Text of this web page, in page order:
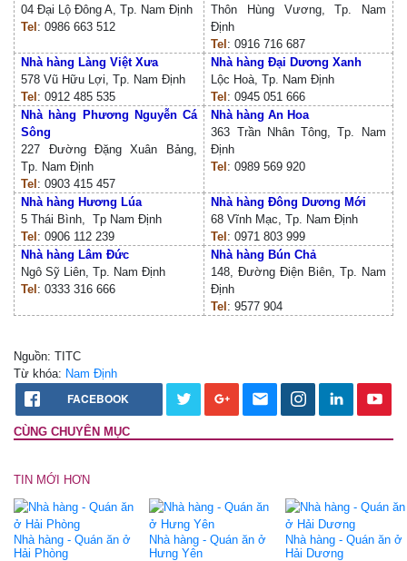
04 Đại Lộ Đông A, Tp. Nam Định
Tel : 0986 663 512
Thôn Hùng Vương, Tp. Nam
Định
Tel : 0916 716 687
Nhà hàng Làng Việt Xưa
578 Vũ Hữu Lợi, Tp. Nam Định
Tel : 0912 485 535
Nhà hàng Đại Dương Xanh
Lộc Hoà, Tp. Nam Định
Tel : 0945 051 666
Nhà hàng Phương Nguyễn Cá
Sông
227 Đường Đặng Xuân Bảng,
Tp. Nam Định
Tel : 0903 415 457
Nhà hàng An Hoa
363 Trần Nhân Tông, Tp. Nam
Định
Tel : 0989 569 920
Nhà hàng Hương Lúa
5 Thái Bình, Tp Nam Định
Tel : 0906 112 239
Nhà hàng Đông Dương Mới
68 Vĩnh Mạc, Tp. Nam Định
Tel : 0971 803 999
Nhà hàng Lâm Đức
Ngô Sỹ Liên, Tp. Nam Định
Tel : 0333 316 666
Nhà hàng Bún Chả
148, Đường Điện Biên, Tp. Nam
Định
Tel : 9577 904
Nguồn: TITC
Từ khóa: Nam Định
FACEBOOK
CÙNG CHUYÊN MỤC
TIN MỚI HƠN
Nhà hàng - Quán ăn ở
Hải Phòng
Nhà hàng - Quán ăn ở
Hưng Yên
Nhà hàng - Quán ăn ở
Hải Dương